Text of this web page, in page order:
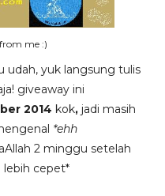
me :)
udah, yuk langsung tulis
giveaway ini
2014 kok, jadi masih
*ehh
2 minggu setelah
lebih cepet*